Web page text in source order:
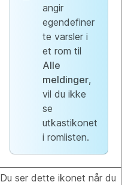
angir
egendefiner
te varsler i
et rom til
Alle
meldinger,
vil du ikke
se
utkastikonet
i romlisten.
Du ser dette ikonet når du